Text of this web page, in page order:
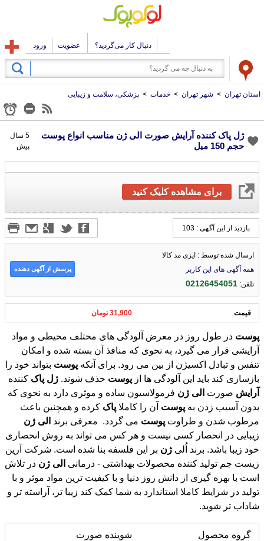
دنبال کار می‌گردید؟ عضویت ورود
استان تهران > شهر تهران > خدمات > پزشکی، سلامت و زیبایی
ژل پاک کننده آرایش صورت الی ژن مناسب انواع پوست
حجم 150 میل
5 سال
پیش
برای مشاهده کلیک کنید
بازدید از این آگهی : 103
ارسال شده توسط : ایزی مد کالا
همه آگهی های این کاربر
تلفن:02126454051
پرسش از آگهی دهنده
قیمت 31,900 تومان
پوست در طول روز در معرض آلودگی های مختلف محیطی و مواد
آرایشی قرار می گیرد، به نحوی که منافذ آن بسته شده و امکان
تنفس و تبادل اکسیژن از بین می رود. برای آنکه پوست بتواند خود را
بازسازی کند باید این آلودگی ها از پوست حذف شوند. ژل پاک کننده
آرایش صورت الی ژن فرمولاسیون ساده و موثری دارد به نحوی که
بدون آسیب زدن به پوست آن را کاملا پاک کرده و همچنین باعث
مرطوب شدن و طراوت پوست می گردد. معرفی برند الی ژن
زیبایی در انحصار کسی نیست و ھر کس می تواند به روش انحصاری
خود زیبا باشد. برند اُلی ژن بر این فلسفه بنا شده است. شرکت آرین
زیست جم تولید کننده محصولات بهداشتی - درمانی الی ژن در تلاش
است با بهره گیری از دانش روز دنیا و با کیفیت ترین مواد موثر و با
تولید در شرایط کاملا استاندارد به شما کمک کند زیبا تر، آراسته تر و
شاداب تر شوید.
گروه محصول شوینده صورت